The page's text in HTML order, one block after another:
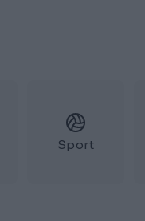
Sport